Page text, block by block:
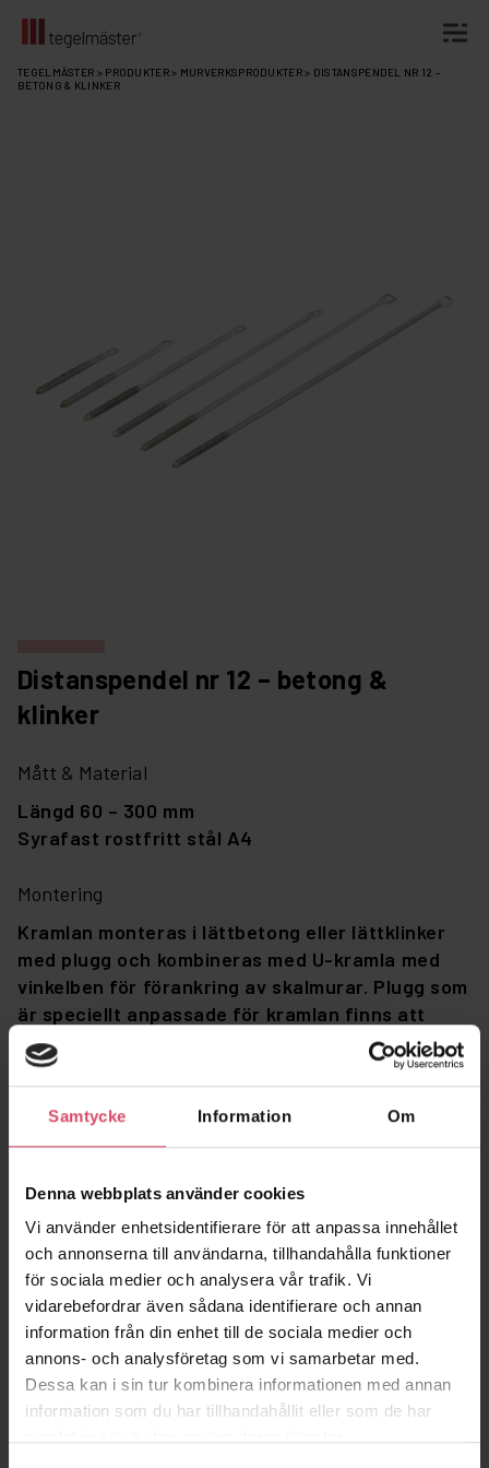
Samtycke Information Om
Denna webbplats använder cookies
Vi använder enhetsidentifierare för att anpassa innehållet
och annonserna till användarna, tillhandahålla funktioner
för sociala medier och analysera vår trafik. Vi
vidarebefordrar även sådana identifierare och annan
information från din enhet till de sociala medier och
annons- och analysföretag som vi samarbetar med.
Dessa kan i sin tur kombinera informationen med annan
information som du har tillhandahållit eller som de har
Fortsätt
TEGELMÄSTER > PRODUKTER> MURVERKSPRODUKTER> DISTANSPENDEL NR 12 –
BETONG & KLINKER
Distanspendel nr 12 – betong &
klinker
Mått & Material
Längd 60 – 300 mm
Syrafast rostfritt stål A4
Montering
Kramlan monteras i lättbetong eller lättklinker
med plugg och kombineras med U-kramla med
vinkelben för förankring av skalmurar. Plugg som
är speciellt anpassade för kramlan finns att
beställa. Eventuell isolerskiva monteras efter
det att kramlan monterats i stommen.
fästs mot stommen med isoleringsbricka.
Brickan monteras på kramlan och förs mot
samman isoleringen.
Murkramlan används för förankring till lättbetong & lättklinker.
Liknande produkter